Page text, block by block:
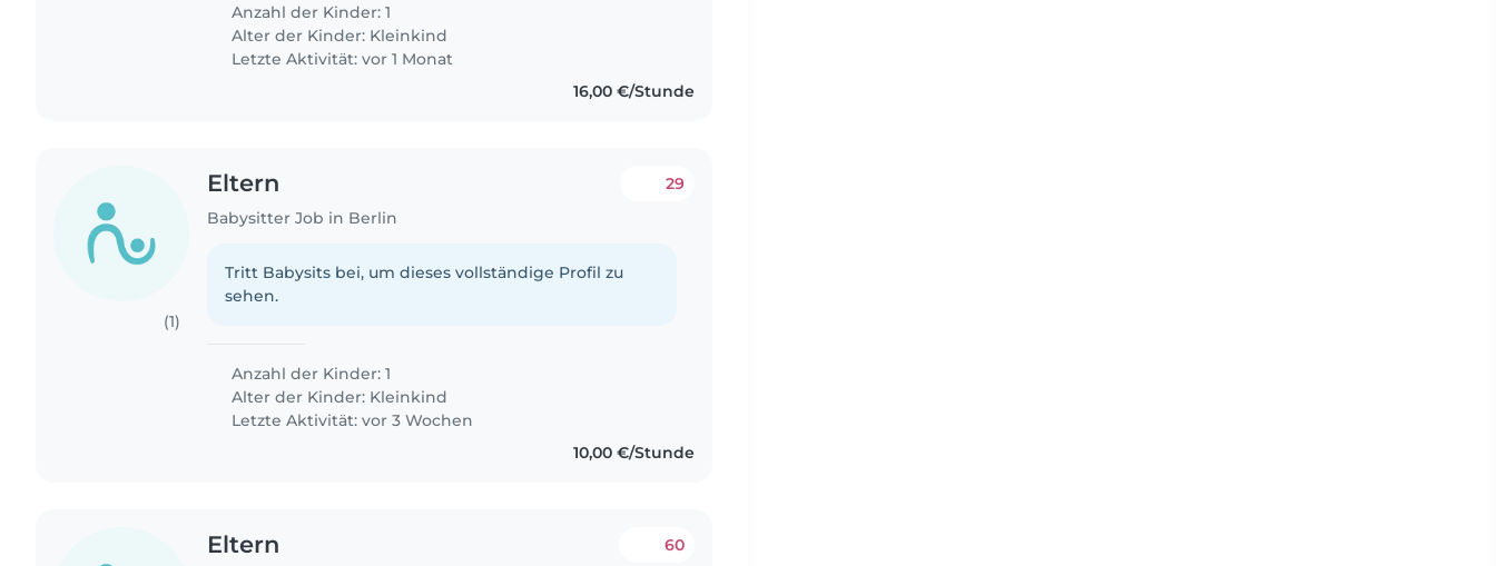
Anzahl der Kinder: 1
Alter der Kinder: Kleinkind
Letzte Aktivität: vor 1 Monat
16,00 €/Stunde
(1)
Eltern
Babysitter Job in Berlin
29
Tritt Babysits bei, um dieses vollständige Profil zu
sehen.
Anzahl der Kinder: 1
Alter der Kinder: Kleinkind
Letzte Aktivität: vor 3 Wochen
10,00 €/Stunde
Eltern 60